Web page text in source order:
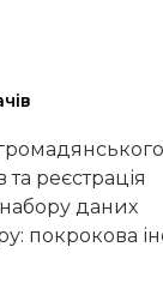
реєстрація
даних
покрокова